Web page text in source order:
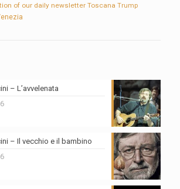
of our daily newsletter Toscana Trump
– L’avvelenata
– Il vecchio e il bambino